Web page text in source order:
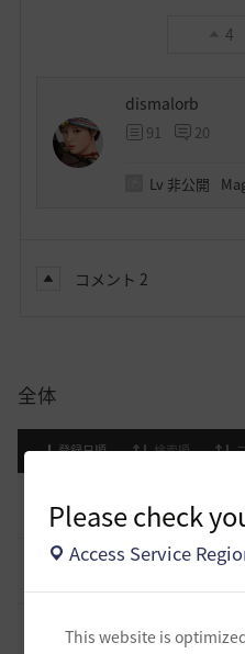
Please check
Access Service
This website is
4
dismalorb
91 20
Lv 非公開
コメント 2
全体
登録日順 検索順
0
0 1K 黒い砂漠
[開催中のイベント] 今週
19